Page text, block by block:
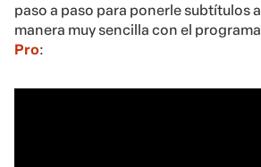
paso a paso para ponerle subtítulos
manera muy sencilla con el programa
Pro: